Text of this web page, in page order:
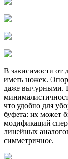
В зависимости от
иметь ножек.
даже вычурными.
что удобно для
буфета: их может
модификаций
линейных
симметричное.